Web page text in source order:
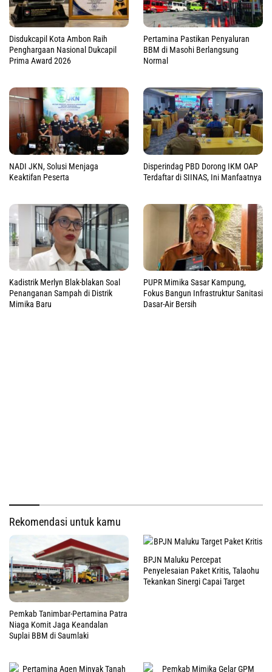
Disdukcapil Kota Ambon Raih
Penghargaan Nasional Dukcapil
Prima Award 2026
Pertamina Pastikan Penyaluran
BBM di Masohi Berlangsung
Normal
NADI JKN, Solusi Menjaga
Keaktifan Peserta
Disperindag PBD Dorong IKM OAP
Terdaftar di SIINAS, Ini Manfaatnya
Kadistrik Merlyn Blak-blakan Soal
Penanganan Sampah di Distrik
Mimika Baru
PUPR Mimika Sasar Kampung,
Fokus Bangun Infrastruktur Sanitasi
Dasar-Air Bersih
Rekomendasi untuk kamu
Pemkab Tanimbar-Pertamina Patra
Niaga Komit Jaga Keandalan
Suplai BBM di Saumlaki
BPJN Maluku Percepat
Penyelesaian Paket Kritis, Talaohu
Tekankan Sinergi Capai Target